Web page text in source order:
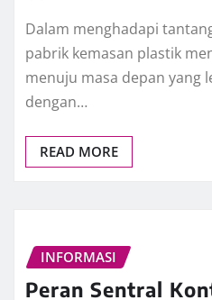
Dalam menghadapi
pabrik kemasan plastik
menuju masa depan yang
dengan…
READ MORE
INFORMASI
Peran Sentral